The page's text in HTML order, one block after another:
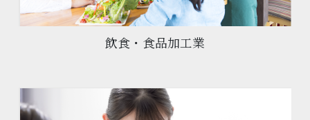
飲食・食品加工業